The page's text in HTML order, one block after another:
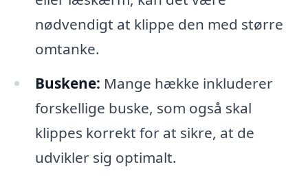
nødvendigt at klippe den med større
omtanke.
Buskene: Mange hække inkluderer
forskellige buske, som også skal
klippes korrekt for at sikre, at de
udvikler sig optimalt.